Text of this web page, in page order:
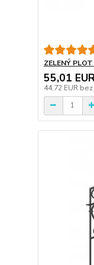
ZELENÝ
55,01
44,72 EUR bez